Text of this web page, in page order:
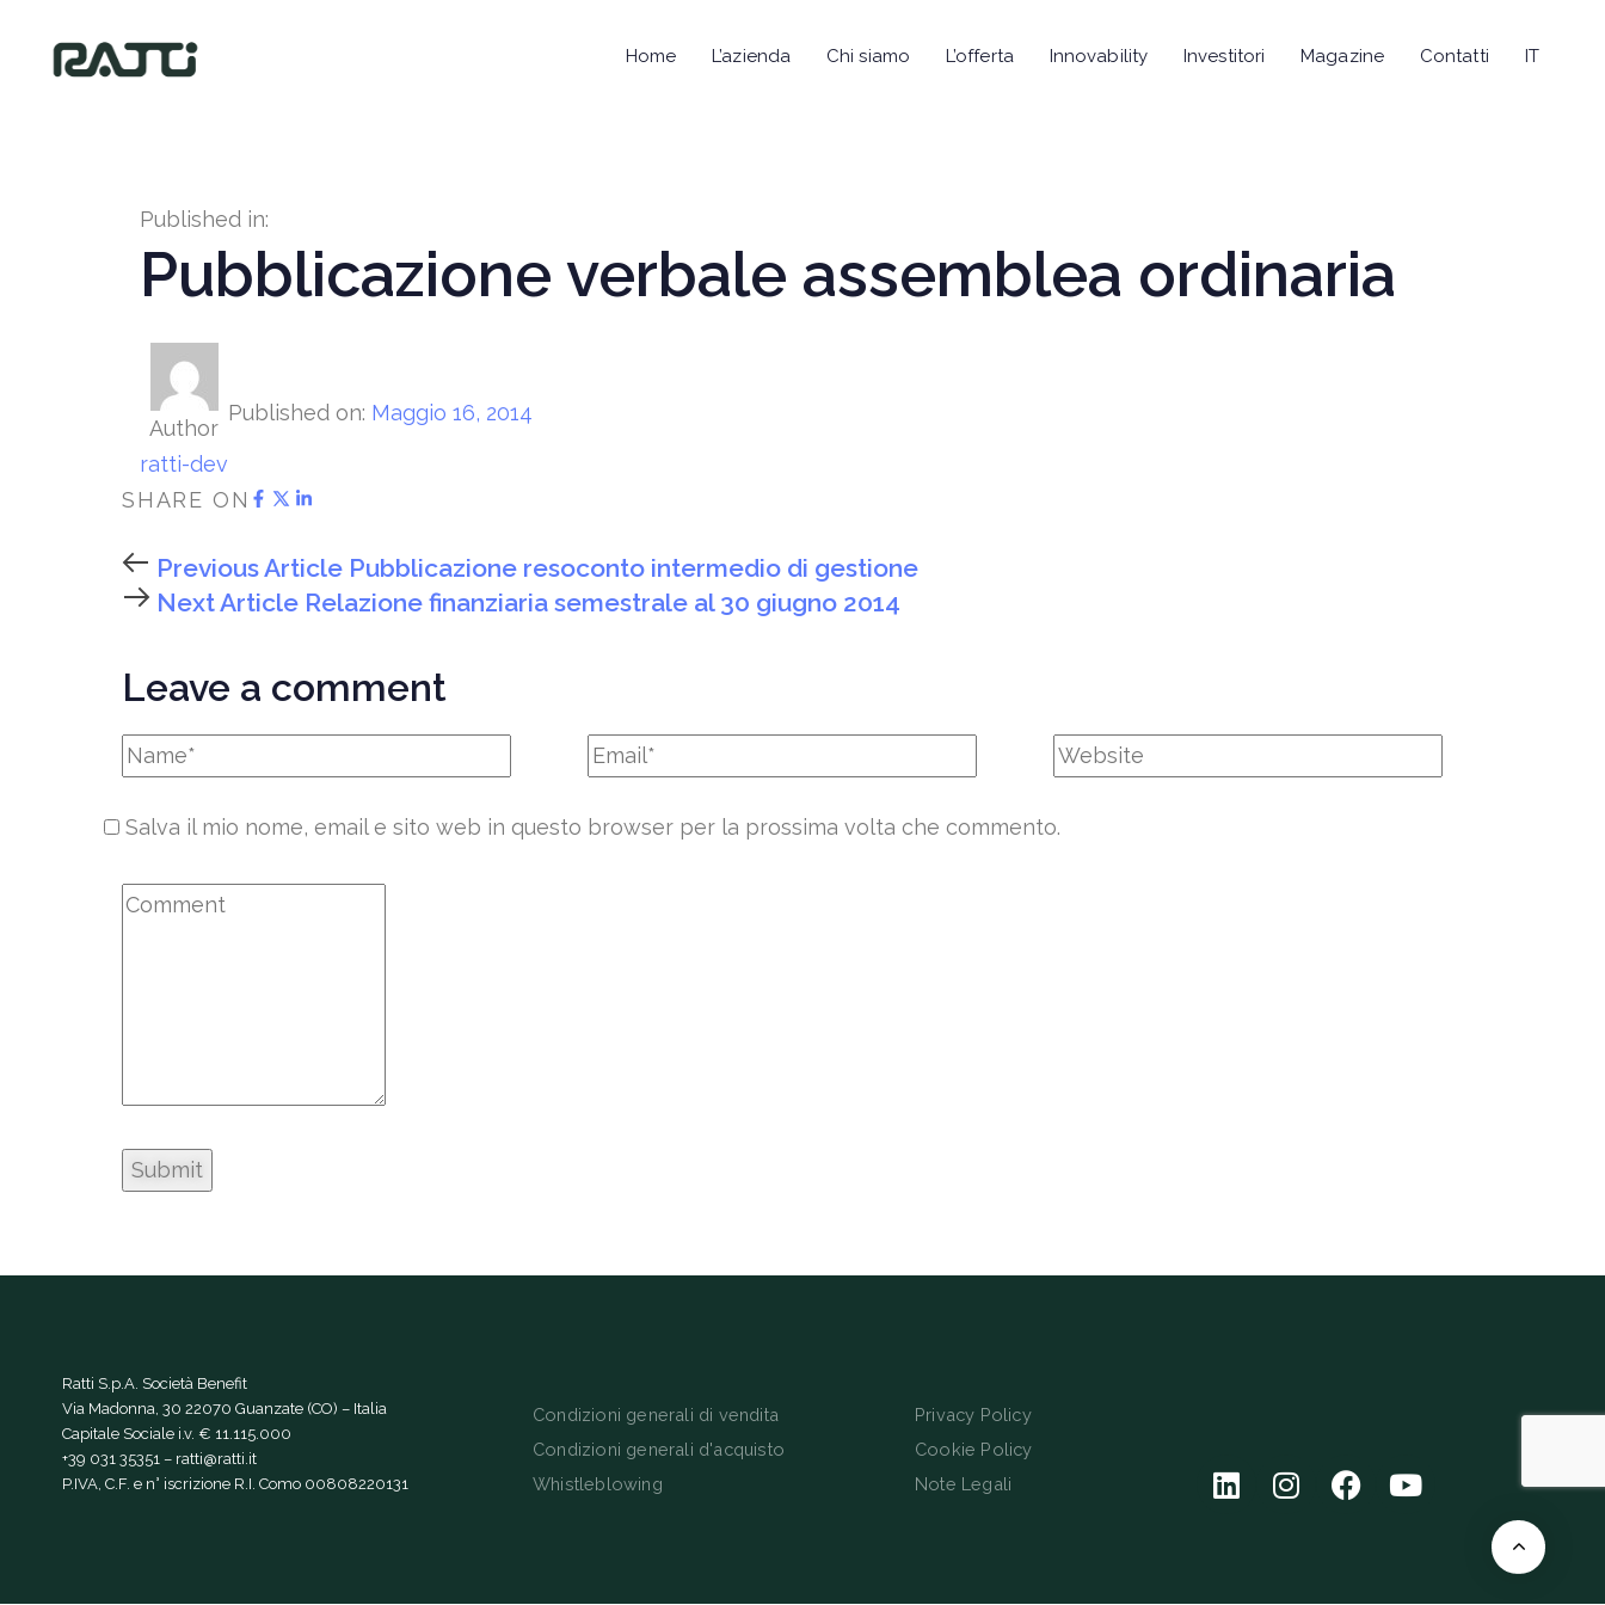
Home L’azienda Chi siamo L’offerta Innovability Investitori Magazine Contatti IT
Published in:
Pubblicazione verbale assemblea ordinaria
Author
ratti-dev
Published on: Maggio 16, 2014
SHARE ON
Previous Article Pubblicazione resoconto intermedio di gestione
Next Article Relazione finanziaria semestrale al 30 giugno 2014
Leave a comment
Salva il mio nome, email e sito web in questo browser per la prossima volta che commento.
Ratti S.p.A. Società Benefit
Via Madonna, 30 22070 Guanzate (CO) – Italia
Capitale Sociale i.v. € 11.115.000
+39 031 35351 – ratti@ratti.it
P.IVA, C.F. e n° iscrizione R.I. Como 00808220131
Condizioni generali di vendita
Condizioni generali d'acquisto
Whistleblowing
Privacy Policy
Cookie Policy
Note Legali